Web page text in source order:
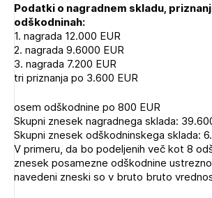
Podatki o nagradnem skladu,
odškodninah:
1. nagrada 12.000 EUR
2. nagrada 9.6000 EUR
3. nagrada 7.200 EUR
tri priznanja po 3.600 EUR
osem odškodnine po 800 EUR
Skupni znesek nagradnega sklada:
Skupni znesek odškodninskega sklada:
V primeru, da bo podeljenih več kot 8
znesek posamezne odškodnine
navedeni zneski so v bruto bruto